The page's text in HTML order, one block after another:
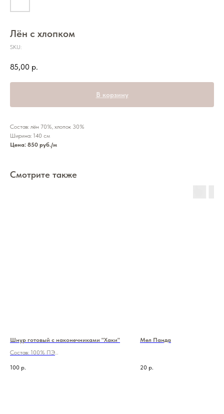
Лён с хлопком
SKU:
85,00 р.
В корзину
Состав: лён 70%, хлопок 30%
Ширина: 140 см
Цена: 850 руб./м
Смотрите также
Шнур готовый с наконечниками "Хаки"
Состав: 100% ПЭ
100 р.
Мел Панда
20 р.